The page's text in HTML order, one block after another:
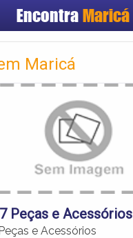
EncontraMaricá
Cadastrar
Criar conta
Maricá
Peças e Acessórios
e Acessórios